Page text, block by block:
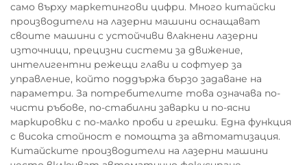
само върху маркетингови цифри. Много китайски
производители на лазерни машини оснащават
своите машини с устойчиви влакнени лазерни
източници, прецизни системи за движение,
интелигентни режещи глави и софтуер за
управление, който поддържа бързо задаване на
параметри. За потребителите това означава по-
чисти ръбове, по-стабилни заварки и по-ясни
маркировки с по-малко проби и грешки. Една функция
с висока стойност е помощта за автоматизация.
Китайските производители на лазерни машини